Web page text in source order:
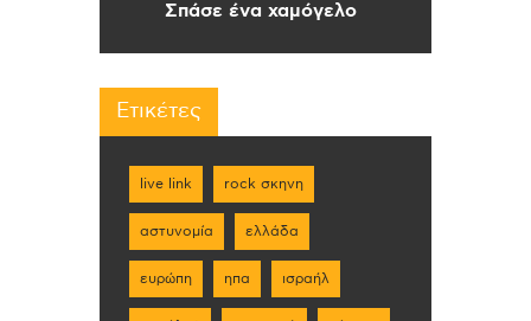
Σπάσε ένα χαμόγελο
Ετικέτες
live link rock σκηνη
αστυνομία ελλάδα
ευρώπη ηπα ισραήλ